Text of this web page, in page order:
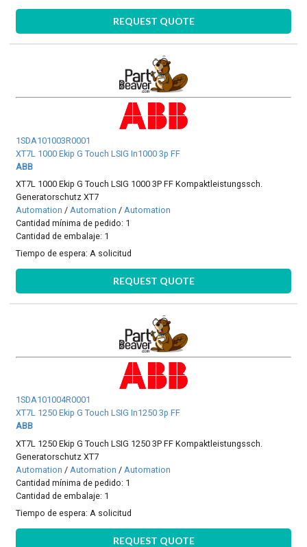
REQUEST QUOTE
1SDA101003R0001
XT7L 1000 Ekip G Touch LSIG In1000 3p FF
ABB
XT7L 1000 Ekip G Touch LSIG 1000 3P FF Kompaktleistungssch.
Generatorschutz XT7
Automation / Automation / Automation
Cantidad mínima de pedido: 1
Cantidad de embalaje: 1
Tiempo de espera:A solicitud
REQUEST QUOTE
1SDA101004R0001
XT7L 1250 Ekip G Touch LSIG In1250 3p FF
ABB
XT7L 1250 Ekip G Touch LSIG 1250 3P FF Kompaktleistungssch.
Generatorschutz XT7
Automation / Automation / Automation
Cantidad mínima de pedido: 1
Cantidad de embalaje: 1
Tiempo de espera:A solicitud
REQUEST QUOTE